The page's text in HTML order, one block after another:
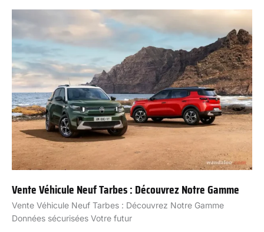
Vente Véhicule Neuf Tarbes : Découvrez Notre Gamme
Vente Véhicule Neuf Tarbes : Découvrez Notre Gamme
Données sécurisées Votre futur